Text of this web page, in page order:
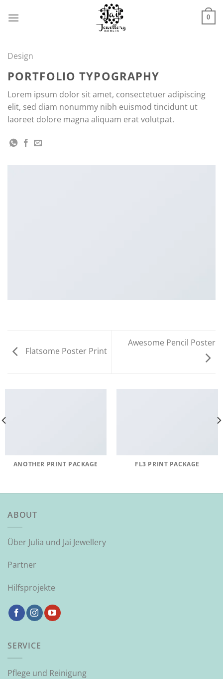
Inhalt
0
Design
PORTFOLIO TYPOGRAPHY
Lorem ipsum dolor sit amet, consectetuer adipiscing
elit, sed diam nonummy nibh euismod tincidunt ut
laoreet dolore magna aliquam erat volutpat.
Flatsome Poster Print
Awesome Pencil Poster
ANOTHER PRINT PACKAGE FL3 PRINT PACKAGE
ABOUT
Über Julia und Jai Jewellery
Partner
Hilfsprojekte
SERVICE
Pflege und Reinigung